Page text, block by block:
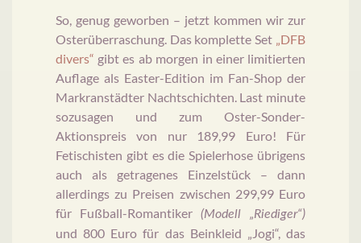
So, genug geworben – jetzt kommen wir zur
Osterüberraschung. Das komplette Set „DFB
divers“ gibt es ab morgen in einer limitierten
Auflage als Easter-Edition im Fan-Shop der
Markranstädter Nachtschichten. Last minute
sozusagen und zum Oster-Sonder-
Aktionspreis von nur 189,99 Euro! Für
Fetischisten gibt es die Spielerhose übrigens
auch als getragenes Einzelstück – dann
allerdings zu Preisen zwischen 299,99 Euro
für Fußball-Romantiker(Modell „Riediger“)
und 800 Euro für das Beinkleid „Jogi“, das